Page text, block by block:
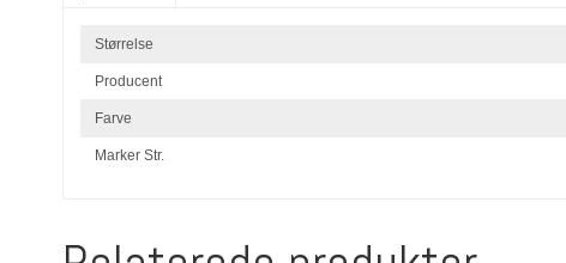
Størrelse
Producent
Farve
Marker Str.